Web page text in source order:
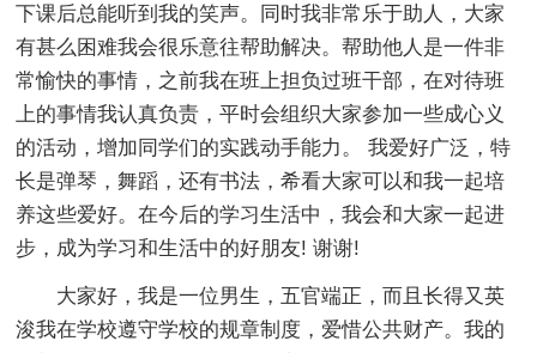
下课后总能听到我的笑声。同时我非常乐于助人，大家
有甚么困难我会很乐意往帮助解决。帮助他人是一件非
常愉快的事情，之前我在班上担负过班干部，在对待班
上的事情我认真负责，平时会组织大家参加一些成心义
的活动，增加同学们的实践动手能力。 我爱好广泛，特
长是弹琴，舞蹈，还有书法，希看大家可以和我一起培
养这些爱好。在今后的学习生活中，我会和大家一起进
步，成为学习和生活中的好朋友! 谢谢!
大家好，我是一位男生，五官端正，而且长得又英
浚我在学校遵守学校的规章制度，爱惜公共财产。我的